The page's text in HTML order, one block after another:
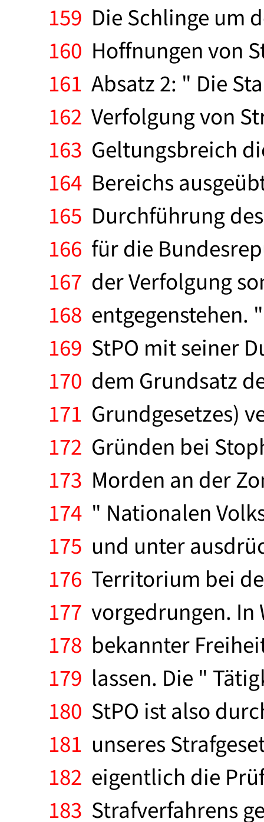
159 Die Schlinge um
160 Hoffnungen von
161 Absatz 2: " Die
162 Verfolgung von
163 Geltungsbreich
164 Bereichs
165 Durchführung
166 für die
167 der Verfolgung
168 entgegenstehen.
169 StPO mit seiner
170 dem Grundsatz
171 Grundgesetzes)
172 Gründen bei
173 Morden an der
174 " Nationalen
175 und unter
176 Territorium bei
177 vorgedrungen. In
178 bekannter
179 lassen. Die "
180 StPO ist also
181 unseres
182 eigentlich die
183 Strafverfahrens